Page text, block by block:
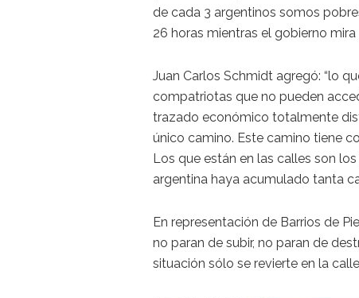
de cada 3 argentinos somos
26 horas mientras el gobierno mira
Juan Carlos Schmidt agregó: “lo
compatriotas que no pueden
trazado económico totalmente
único camino. Este camino tiene
Los que están en las calles son
argentina haya acumulado tanta
En representación de Barrios de
no paran de subir, no paran de
situación sólo se revierte en la